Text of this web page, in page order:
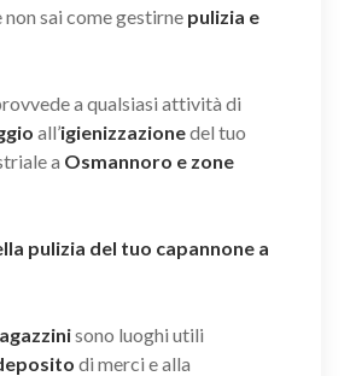
non sai come gestirne pulizia e
a qualsiasi attività di
all’igienizzazionedel tuo
a Osmannoro e zone
pulizia del tuo capannone a
sono luoghi utili
di merci e alla